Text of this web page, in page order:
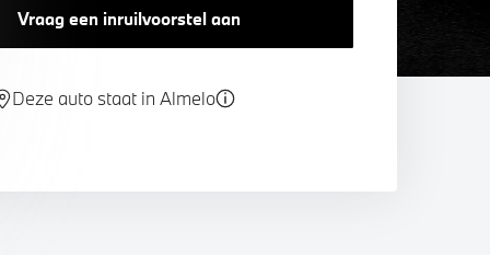
Vraag een inruilvoorstel aan
Deze auto staat in Almelo